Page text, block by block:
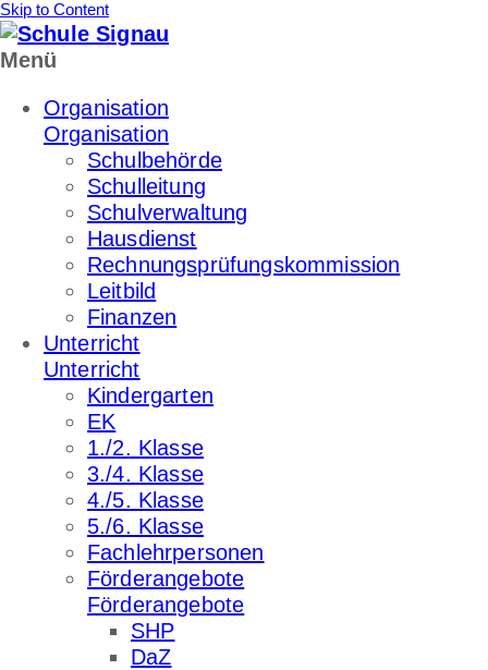
Skip to Content
Menü
Organisation
Organisation
Schulbehörde
Schulleitung
Schulverwaltung
Hausdienst
Rechnungsprüfungskommission
Leitbild
Finanzen
Unterricht
Unterricht
Kindergarten
EK
1./2. Klasse
3./4. Klasse
4./5. Klasse
5./6. Klasse
Fachlehrpersonen
Förderangebote
Förderangebote
SHP
DaZ